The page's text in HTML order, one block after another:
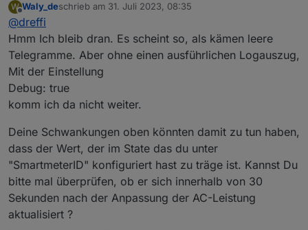
wieder makellos bis in die Nacht funktioniert, trotz der
Ergänzung:
Regelung begonnen. Es kommt allerdings nicht so viel
AC-Leistung raus wie sie sollte. Eingestellt ist Restbezug
von 10W. Mit den Verlusten etc. müssten ungefähr 16W
rauskommen, es bleibt aber bei einem Bezug von eher
80W. Sobald der Powerstream über das Script mehr bzw.
die richtige Leistung freigibt, wird diese gleich wieder
Home Assistant mit den jeweiligen Objekten in ioBroker
beobachtet. Diese laufen absolut synchron.
W
Offline
Waly_deschrieb am 31. Juli 2023, 08:35
zuletzt editiert von
@dreffi
Hmm Ich bleib dran. Es scheint so, als kämen leere
Telegramme. Aber ohne einen ausführlichen Logauszug,
Mit der Einstellung
Debug: true
komm ich da nicht weiter.
Deine Schwankungen oben könnten damit zu tun haben,
dass der Wert, der im State das du unter
"SmartmeterID" konfiguriert hast zu träge ist. Kannst Du
bitte mal überprüfen, ob er sich innerhalb von 30
Sekunden nach der Anpassung der AC-Leistung
aktualisiert ?